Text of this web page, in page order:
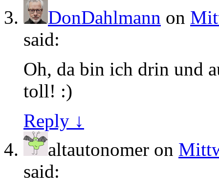
DonDahlmann on
said:
Oh, da bin ich drin und
toll! :)
Reply ↓
altautonomer on
said: